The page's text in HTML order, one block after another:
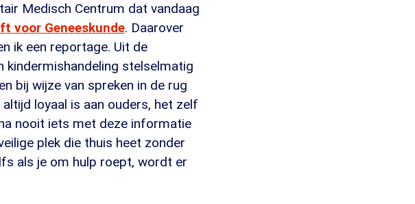
Medisch Centrum dat vandaag
voor Geneeskunde. Daarover
ik een reportage. Uit de
kindermishandeling stelselmatig
bij wijze van spreken in de rug
loyaal is aan ouders, het zelf
nooit iets met deze informatie
plek die thuis heet zonder
als je om hulp roept, wordt er